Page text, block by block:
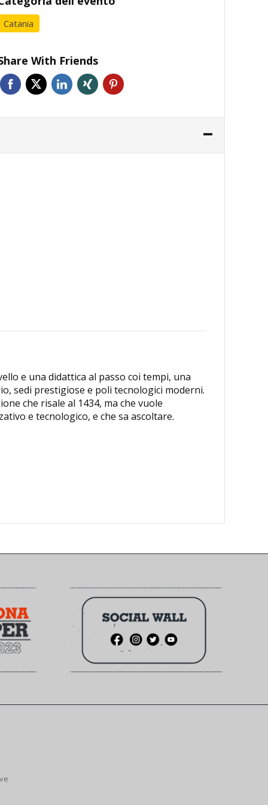
Catania
With Friends
e una didattica al passo coi tempi, una
sedi prestigiose e poli tecnologici moderni.
che risale al 1434, ma che vuole
e tecnologico, e che sa ascoltare.